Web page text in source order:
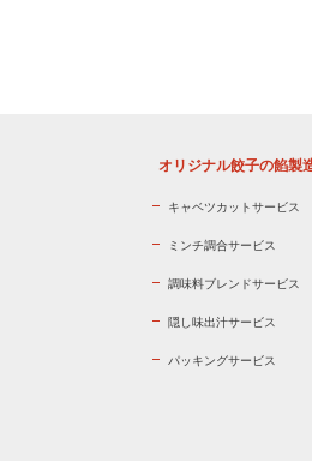
オリジナル餃子の餡製
キャベツカットサービス
ミンチ調合サービス
調味料ブレンドサービス
隠し味出汁サービス
パッキングサービス